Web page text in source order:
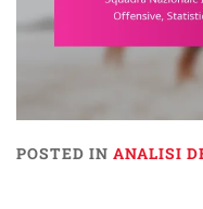
POSTED IN ANALISI